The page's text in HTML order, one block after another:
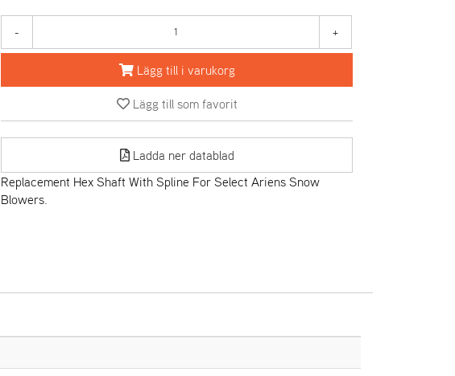
- +
Lägg till i varukorg
Lägg till som favorit
Ladda ner datablad
Replacement Hex Shaft With Spline For Select Ariens Snow
Blowers.